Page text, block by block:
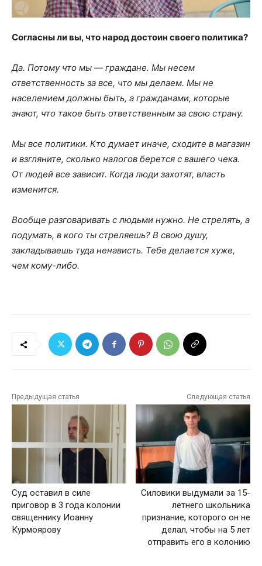
Согласны ли вы, что народ достоин своего политика?
Да. Потому что мы — граждане. Мы несем
ответственность за все, что мы делаем. Мы не
населением должны быть, а гражданами, которые
знают, что такое быть ответственным за свою страну.
Мы все политики. Кто думает иначе, сходите в магазин
и взгляните, сколько налогов берется с вашего чека.
От людей все зависит. Когда люди захотят, власть
изменится.
Вообще разговаривать с людьми нужно. Не стрелять, а
подумать, в кого ты стреляешь? В свою душу,
закладываешь туда ненависть. Тебе делается хуже,
чем кому-либо.
Предыдущая статья
Суд оставил в силе
приговор в 3 года колонии
священнику Иоанну
Курмоярову
Следующая статья
Силовики выдумали за 15-
летнего школьника
признание, которого он не
делал, чтобы на 5 лет
отправить его в колонию